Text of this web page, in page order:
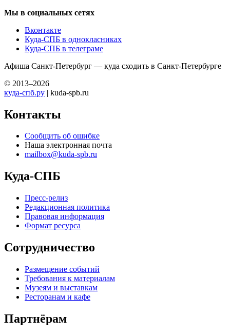
Мы в социальных сетях
Вконтакте
Куда-СПБ в однокласниках
Куда-СПБ в телеграме
Афиша Санкт-Петербург — куда сходить в Санкт-Петербурге
© 2013–2026
куда-спб.ру | kuda-spb.ru
Контакты
Сообщить об ошибке
Наша электронная почта
mailbox@kuda-spb.ru
Куда-СПБ
Пресс-релиз
Редакционная политика
Правовая информация
Формат ресурса
Сотрудничество
Размещение событий
Требования к материалам
Музеям и выставкам
Ресторанам и кафе
Партнёрам